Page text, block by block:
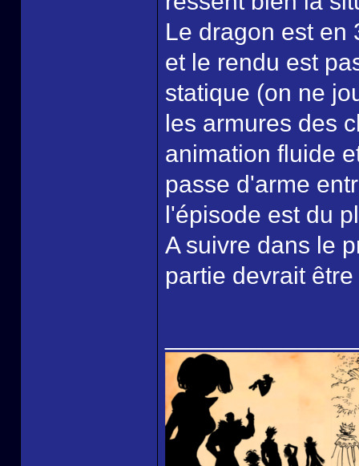
Le dragon est en
et le rendu est
statique (on ne
les armures des
animation fluide
passe d'arme
l'épisode est du
A suivre dans le
partie devrait